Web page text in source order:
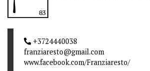
83
+3724440038
franziaresto@gmail.com
www.facebook.com/Franziaresto/